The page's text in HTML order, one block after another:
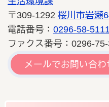
〒309-1292 桜川市岩瀬
電話番号： 0296-58-
ファクス番号：0296-
メールでお問い合わ